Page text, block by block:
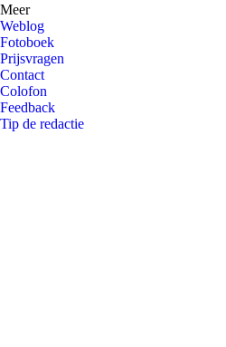
Meer
Weblog
Fotoboek
Prijsvragen
Contact
Colofon
Feedback
Tip de redactie